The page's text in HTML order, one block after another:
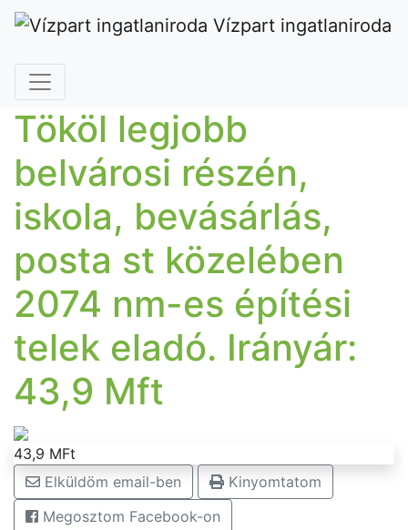
Vízpart ingatlaniroda
Tököl legjobb
belvárosi részén,
iskola, bevásárlás,
posta st közelében
2074 nm-es építési
telek eladó. Irányár:
43,9 Mft
43,9 MFt
Elküldöm email-ben
Kinyomtatom
Megosztom Facebook-on